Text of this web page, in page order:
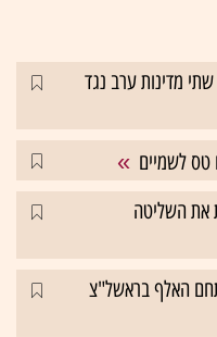
מדינות ערב נגד
טס לשמיים
את השליטה
האלף בראשל"צ